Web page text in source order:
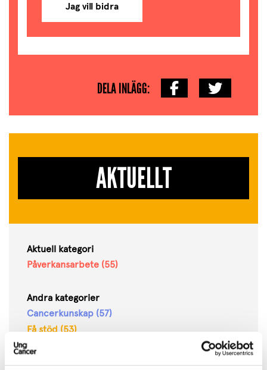
AKTUELLT
Aktuell kategori
Påverkansarbete (55)
Andra kategorier
Cancerkunskap (57)
Få stöd (53)
Jag vill bidra (106)
Jag vill bidra
DELA INLÄGG: